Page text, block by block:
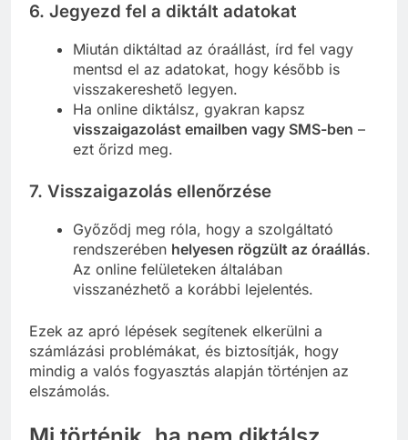
6. Jegyezd fel a diktált adatokat
Miután diktáltad az óraállást, írd fel vagy
mentsd el az adatokat, hogy később is
visszakereshető legyen.
Ha online diktálsz, gyakran kapsz
visszaigazolást emailben vagy SMS-ben –
ezt őrizd meg.
7. Visszaigazolás ellenőrzése
Győződj meg róla, hogy a szolgáltató
rendszerében helyesen rögzült az óraállás.
Az online felületeken általában
visszanézhető a korábbi lejelentés.
Ezek az apró lépések segítenek elkerülni a
számlázási problémákat, és biztosítják, hogy
mindig a valós fogyasztás alapján történjen az
elszámolás.